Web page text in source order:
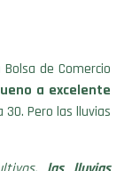
de Comercio
a excelente
Pero las lluvias